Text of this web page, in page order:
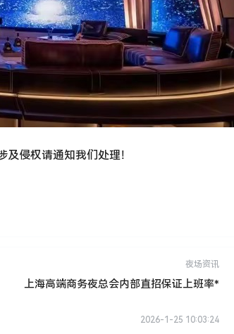
侵权请通知我们处理！
夜场资讯
上海高端商务夜总会内部直招保证上班率*
2026-1-25 10:03:24